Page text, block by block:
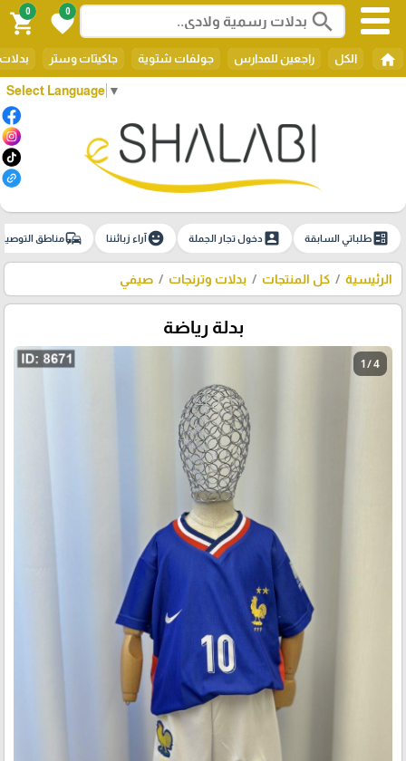
Select Language ▼
search
0
favorite
0
shopping_cart
home الكل راجعين للمدارس جولفات شتوية جاكيتات وستر
ballotطلباتي السابقة account_boxدخول تجار الجملة emoji_emotionsآراء زبائننا commuteمناطق
الرئيسية كل المنتجات بدلات وترنجات صيفي
بدلة رياضة
1 / 4